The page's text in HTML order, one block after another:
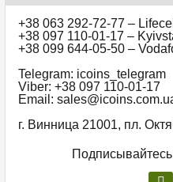
+38 063 292-72-77 – Lifecell
+38 097 110-01-17 –
+38 099 644-05-50 –
Telegram: icoins_telegram
Viber: +38 097 110-01-17
Email:
г. Винница 21001, пл.